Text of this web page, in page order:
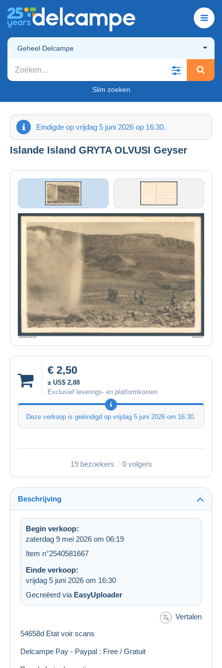
Geheel Delcampe
Slim zoeken
Eindigde op vrijdag 5 juni 2026 op 16:30.
Islande Island GRYTA OLVUSI Geyser
€ 2,50
± US$ 2,88
Exclusief leverings- en platformkosten
Deze verkoop is geëindigd op vrijdag 5 juni 2026 om 16:30.
19 bezoekers 0 volgers
Beschrijving
Begin verkoop:
zaterdag 9 mei 2026 om 06:19
Item n°2540581667
Einde verkoop:
vrijdag 5 juni 2026 om 16:30
Gecreëerd via EasyUploader
Vertalen
54658d Etat voir scans
Delcampe Pay - Paypal : Free / Gratuit